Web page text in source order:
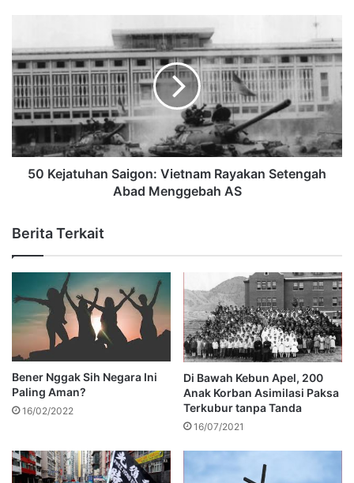
50 Kejatuhan Saigon: Vietnam Rayakan Setengah
Abad Menggebah AS
Berita Terkait
Bener Nggak Sih Negara Ini
Paling Aman?
16/02/2022
Di Bawah Kebun Apel, 200
Anak Korban Asimilasi Paksa
Terkubur tanpa Tanda
16/07/2021